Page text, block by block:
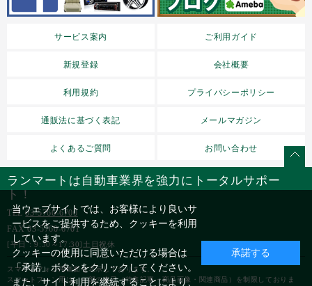
サービス案内 ご利用ガイド
新規登録 会社概要
利用規約 プライバシーポリシー
通販法に基づく表記 メールマガジン
よくあるご質問 お問い合わせ
ランマートは自動車業界を強力にトータルサポー
ト！
TEL03-5766-6700
FAX 03-5760-6701
[平日：9:30～17:30]土日祝休
スマートフォン用画面を表示しております。
スマートフォン用は、一部の表示（特集記事・商品画像・関連商品）を制限しておりま
当ウェブサイトでは、お客様により良いサ
ービスをご提供するため、クッキーを利用
しています。
クッキーの使用に同意いただける場合は
「承諾」ボタンをクリックしてください。
また、サイト利用を継続することにより、
承諾する